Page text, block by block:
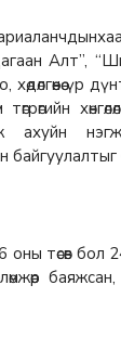
Алт”,
үр
ахуйн
төсөв бол